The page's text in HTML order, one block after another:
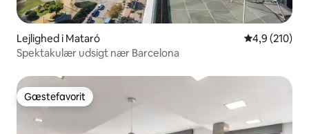
Lejlighed i Mataró 4,9 ud af 5 i
4,9 (210)
Spektakulær udsigt nær Barcelona
Gæstefavorit
Gæstefavorit